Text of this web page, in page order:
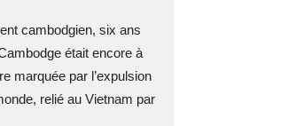
cambodgien, six ans
était encore à
marquée par l’expulsion
relié au Vietnam par